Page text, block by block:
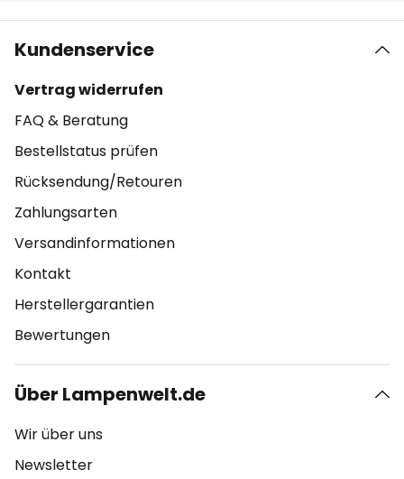
Kundenservice
Vertrag widerrufen
FAQ & Beratung
Bestellstatus prüfen
Rücksendung/Retouren
Zahlungsarten
Versandinformationen
Kontakt
Herstellergarantien
Bewertungen
Über Lampenwelt.de
Wir über uns
Newsletter